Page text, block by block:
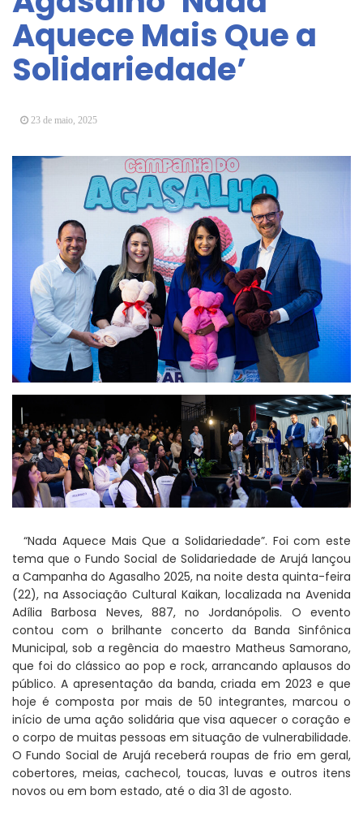
Arujá promove 2º encontro da Jornada de
Conhecimento em Bem-Estar Animal no Parque
dos Ipês
Arujá terá novo posto para emissão do Cartão
TOP
Aquece Mais Que a
Solidariedade’
23 de maio, 2025
“Nada Aquece Mais Que a Solidariedade”. Foi com este
tema que o Fundo Social de Solidariedade de Arujá lançou
a Campanha do Agasalho 2025, na noite desta quinta-feira
(22), na Associação Cultural Kaikan, localizada na Avenida
Adília Barbosa Neves, 887, no Jordanópolis. O evento
contou com o brilhante concerto da Banda Sinfônica
Municipal, sob a regência do maestro Matheus Samorano,
que foi do clássico ao pop e rock, arrancando aplausos do
público. A apresentação da banda, criada em 2023 e que
hoje é composta por mais de 50 integrantes, marcou o
início de uma ação solidária que visa aquecer o coração e
o corpo de muitas pessoas em situação de vulnerabilidade.
O Fundo Social de Arujá receberá roupas de frio em geral,
cobertores, meias, cachecol, toucas, luvas e outros itens
novos ou em bom estado, até o dia 31 de agosto.